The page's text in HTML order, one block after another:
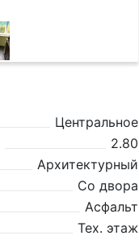
Центральное
2.80
Архитектурный
Со двора
Асфальт
Тех. этаж